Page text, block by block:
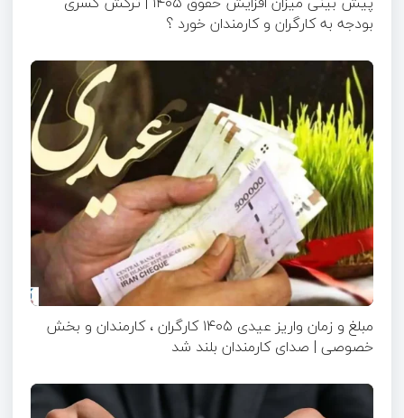
بودجه به کارگران و کارمندان خورد ؟
مبلغ و زمان واریز عیدی ۱۴۰۵ کارگران ، کارمندان و بخش
خصوصی | صدای کارمندان بلند شد